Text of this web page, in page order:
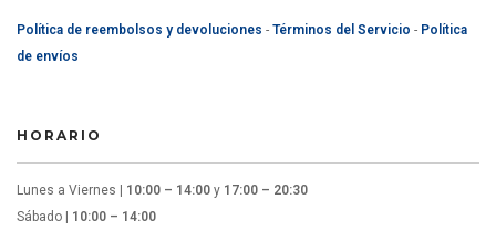
Política de reembolsos y devoluciones - Términos del Servicio - Política
de envíos
HORARIO
Lunes a Viernes | 10:00 – 14:00 y 17:00 – 20:30
Sábado | 10:00 – 14:00